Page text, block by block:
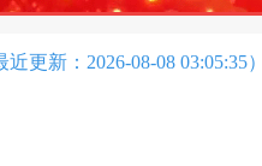
近更新：2026-08-08 03:05:35）